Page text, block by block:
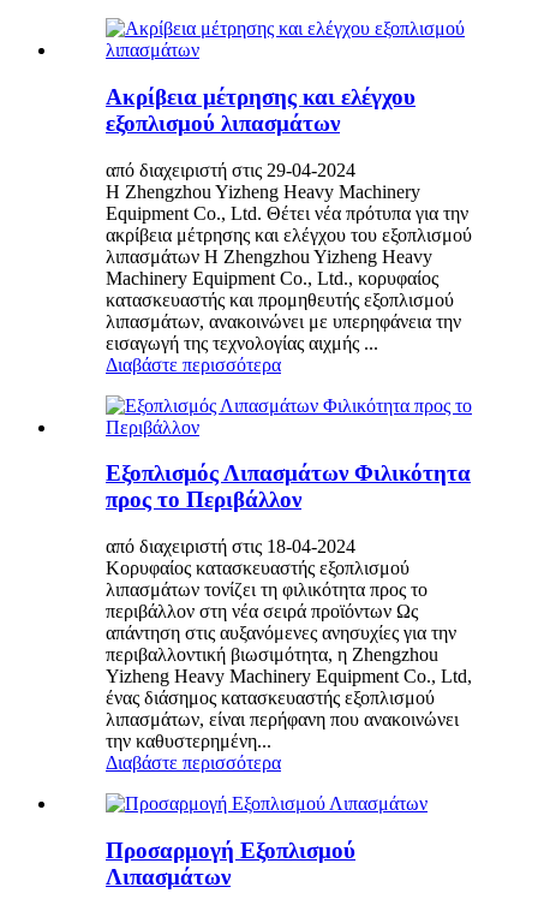
Ακρίβεια μέτρησης και ελέγχου
εξοπλισμού λιπασμάτων
από διαχειριστή στις 29-04-2024
Η Zhengzhou Yizheng Heavy Machinery
Equipment Co., Ltd. Θέτει νέα πρότυπα για την
ακρίβεια μέτρησης και ελέγχου του εξοπλισμού
λιπασμάτων Η Zhengzhou Yizheng Heavy
Machinery Equipment Co., Ltd., κορυφαίος
κατασκευαστής και προμηθευτής εξοπλισμού
λιπασμάτων, ανακοινώνει με υπερηφάνεια την
εισαγωγή της τεχνολογίας αιχμής ...
Διαβάστε περισσότερα
Εξοπλισμός Λιπασμάτων Φιλικότητα
προς το Περιβάλλον
από διαχειριστή στις 18-04-2024
Κορυφαίος κατασκευαστής εξοπλισμού
λιπασμάτων τονίζει τη φιλικότητα προς το
περιβάλλον στη νέα σειρά προϊόντων Ως
απάντηση στις αυξανόμενες ανησυχίες για την
περιβαλλοντική βιωσιμότητα, η Zhengzhou
Yizheng Heavy Machinery Equipment Co., Ltd,
ένας διάσημος κατασκευαστής εξοπλισμού
λιπασμάτων, είναι περήφανη που ανακοινώνει
την καθυστερημένη...
Διαβάστε περισσότερα
Προσαρμογή Εξοπλισμού
Λιπασμάτων